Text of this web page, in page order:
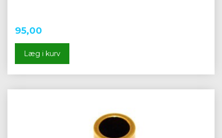
95,00
Læg i kurv